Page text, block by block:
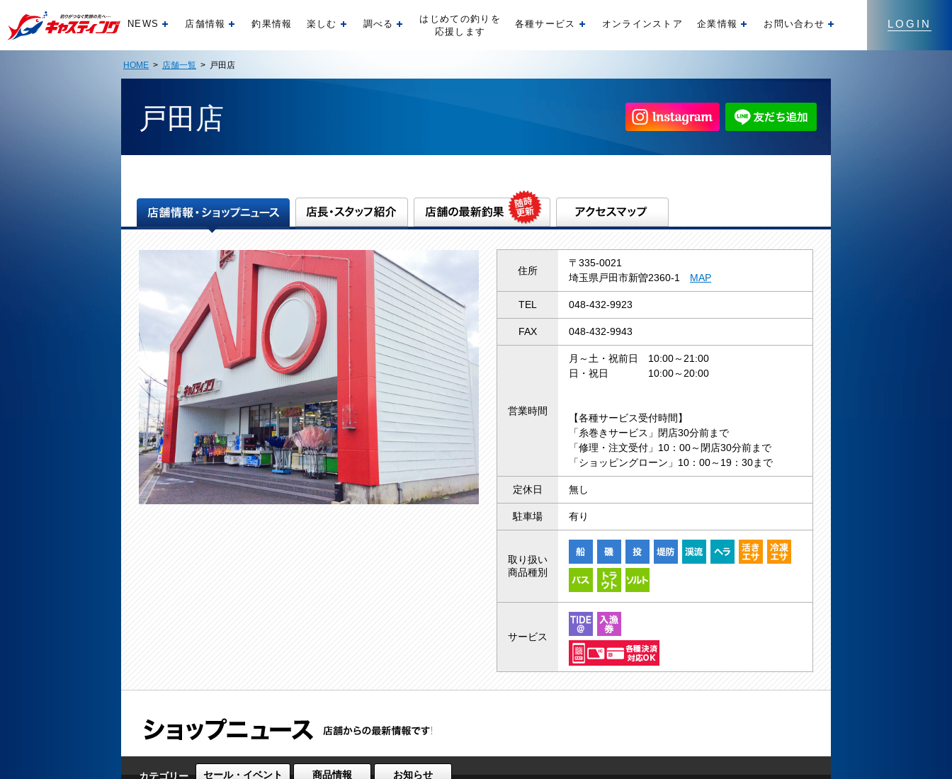
LOGIN
NEWS 開く店舗情報 開く釣果情報 楽しむ 開く調べる 開く
はじめての釣りを
応援します
各種サービス 開くオンラインストア 企業情報 開くお問い合わせ
HOME > 店舗一覧 > 戸田店
戸田店
住所
〒335-0021
埼玉県戸田市新曽2360-1 MAP
TEL 048-432-9923
FAX 048-432-9943
営業時間
月～土・祝前日 10:00～21:00
日・祝日 10:00～20:00
【各種サービス受付時間】
「糸巻きサービス」閉店30分前まで
「修理・注文受付」10：00～閉店30分前まで
「ショッピングローン」10：00～19：30まで
定休日 無し
駐車場 有り
取り扱い
商品種別
サービス
カテゴリー セール・イベント 商品情報 お知らせ